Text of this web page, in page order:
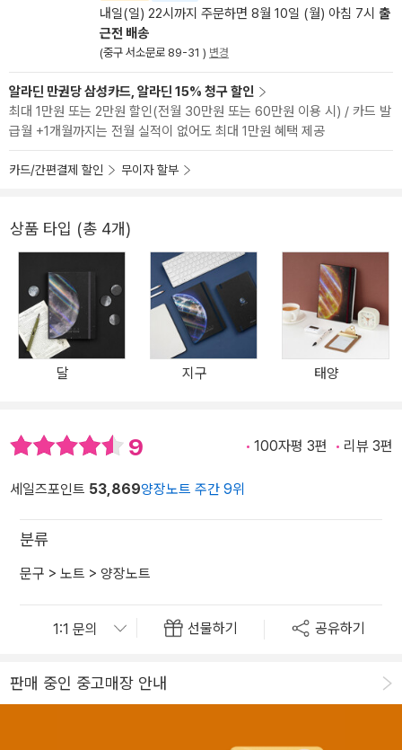
내일(일) 22시까지 주문하면 8월 10일 (월) 아침 7시 출
근전 배송
(중구 서소문로 89-31 ) 변경
알라딘 만권당 삼성카드, 알라딘 15% 청구 할인
최대 1만원 또는 2만원 할인(전월 30만원 또는 60만원 이용 시) / 카드 발
급월 +1개월까지는 전월 실적이 없어도 최대 1만원 혜택 제공
카드/간편결제 할인 무이자 할부
상품 타입 (총 4개)
달 지구 태양
9 100자평 3편 리뷰 3편
세일즈포인트 53,869양장노트 주간 9위
분류
문구 > 노트 > 양장노트
선물하기 공유하기
판매 중인 중고매장 안내